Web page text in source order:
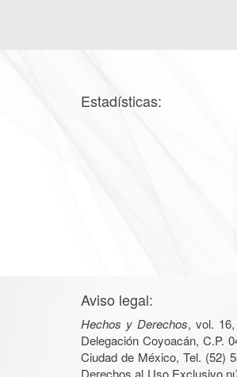
Estadísticas:
Aviso legal:
Hechos y Derechos, vol.
Delegación Coyoacán, C.P.
Ciudad de México, Tel. (52)